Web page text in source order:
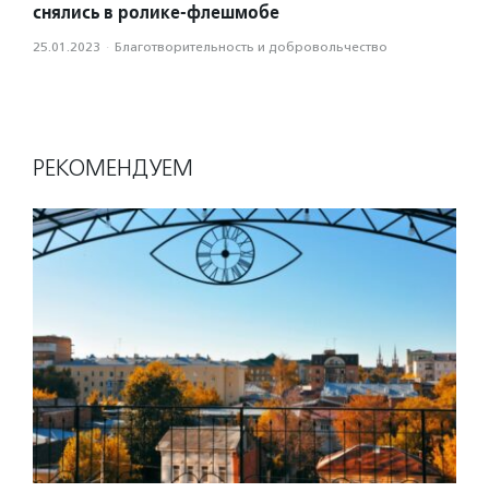
снялись в ролике-флешмобе
25.01.2023 · Благотвори­тель­ность и доброволь­чест­во
РЕКОМЕНДУЕМ